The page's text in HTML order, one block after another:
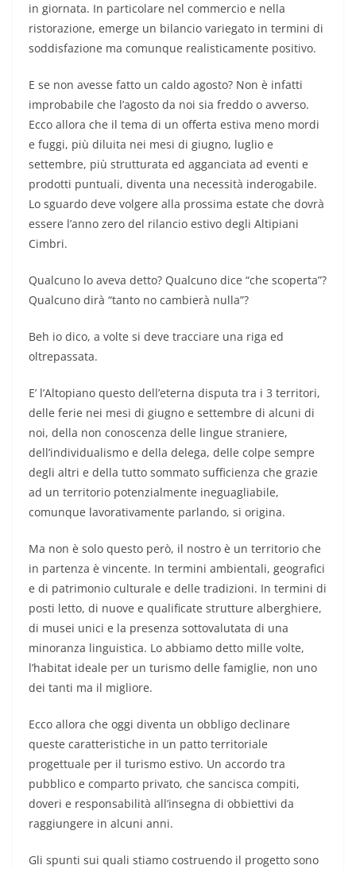
in giornata. In particolare nel commercio e nella
ristorazione, emerge un bilancio variegato in termini di
soddisfazione ma comunque realisticamente positivo.
E se non avesse fatto un caldo agosto? Non è infatti
improbabile che l’agosto da noi sia freddo o avverso.
Ecco allora che il tema di un offerta estiva meno mordi
e fuggi, più diluita nei mesi di giugno, luglio e
settembre, più strutturata ed agganciata ad eventi e
prodotti puntuali, diventa una necessità inderogabile.
Lo sguardo deve volgere alla prossima estate che dovrà
essere l’anno zero del rilancio estivo degli Altipiani
Cimbri.
Qualcuno lo aveva detto? Qualcuno dice “che scoperta”?
Qualcuno dirà “tanto no cambierà nulla”?
Beh io dico, a volte si deve tracciare una riga ed
oltrepassata.
E’ l’Altopiano questo dell’eterna disputa tra i 3 territori,
delle ferie nei mesi di giugno e settembre di alcuni di
noi, della non conoscenza delle lingue straniere,
dell’individualismo e della delega, delle colpe sempre
degli altri e della tutto sommato sufficienza che grazie
ad un territorio potenzialmente ineguagliabile,
comunque lavorativamente parlando, si origina.
Ma non è solo questo però, il nostro è un territorio che
in partenza è vincente. In termini ambientali, geografici
e di patrimonio culturale e delle tradizioni. In termini di
posti letto, di nuove e qualificate strutture alberghiere,
di musei unici e la presenza sottovalutata di una
minoranza linguistica. Lo abbiamo detto mille volte,
l’habitat ideale per un turismo delle famiglie, non uno
dei tanti ma il migliore.
Ecco allora che oggi diventa un obbligo declinare
queste caratteristiche in un patto territoriale
progettuale per il turismo estivo. Un accordo tra
pubblico e comparto privato, che sancisca compiti,
doveri e responsabilità all’insegna di obbiettivi da
raggiungere in alcuni anni.
Gli spunti sui quali stiamo costruendo il progetto sono